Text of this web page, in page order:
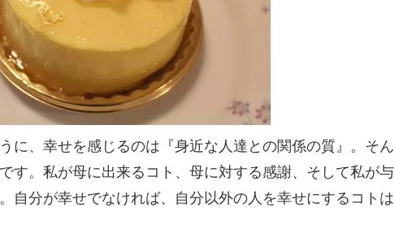
に、幸せを感じるのは『身近な人達との関係の質』。そん
す。私が母に出来るコト、母に対する感謝、そして私が与
自分が幸せでなければ、自分以外の人を幸せにするコトは